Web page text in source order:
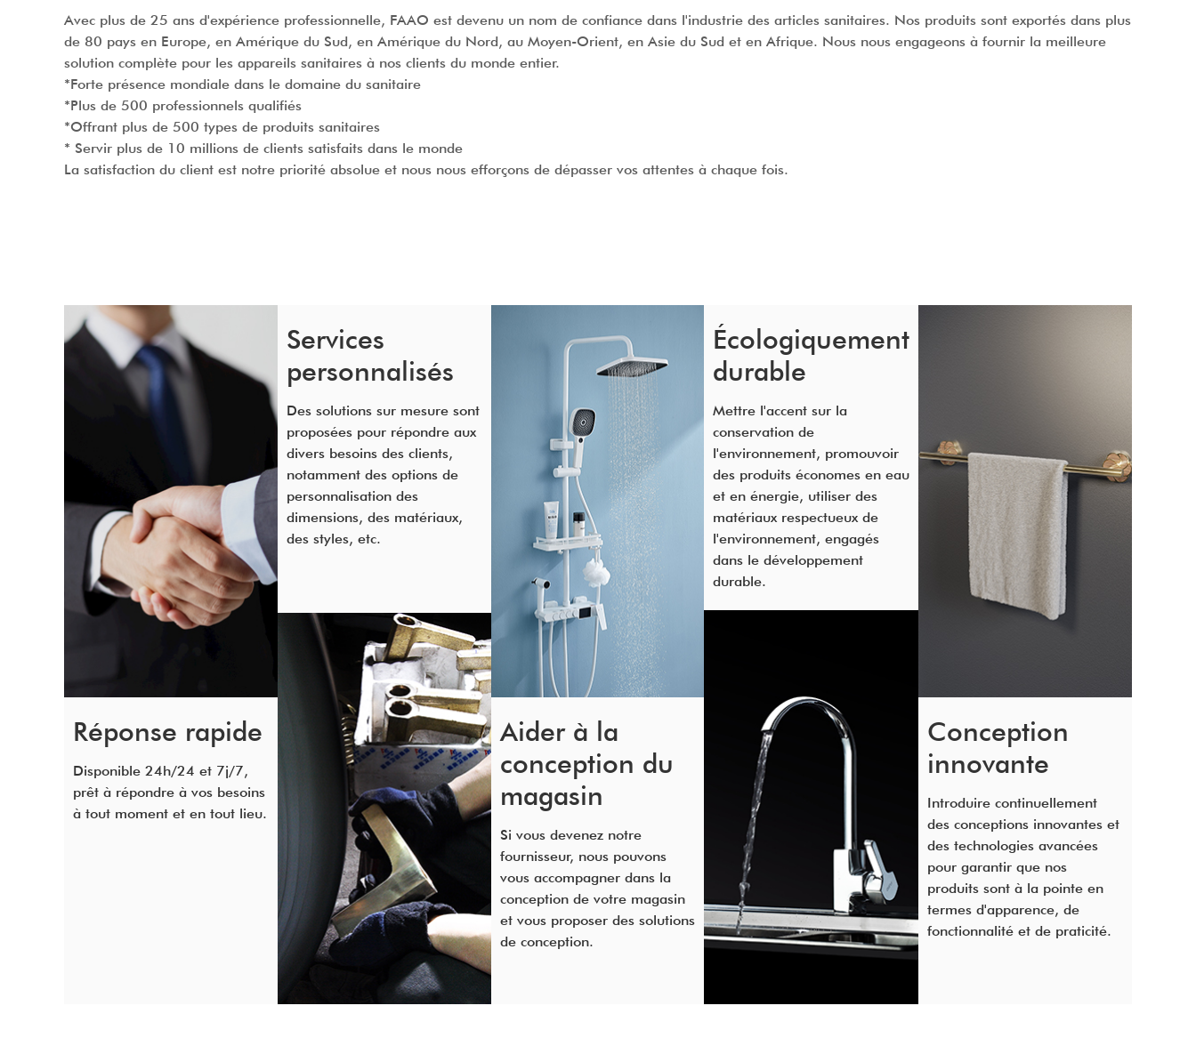
Avec plus de 25 ans d'expérience professionnelle, FAAO est devenu un nom de confiance dans l'industrie des articles sanitaires. Nos produits sont exportés dans plus
de 80 pays en Europe, en Amérique du Sud, en Amérique du Nord, au Moyen-Orient, en Asie du Sud et en Afrique. Nous nous engageons à fournir la meilleure
solution complète pour les appareils sanitaires à nos clients du monde entier.
*Forte présence mondiale dans le domaine du sanitaire
*Plus de 500 professionnels qualifiés
*Offrant plus de 500 types de produits sanitaires
* Servir plus de 10 millions de clients satisfaits dans le monde
La satisfaction du client est notre priorité absolue et nous nous efforçons de dépasser vos attentes à chaque fois.
Réponse rapide
Disponible 24h/24 et 7j/7,
prêt à répondre à vos besoins
à tout moment et en tout lieu.
Services
personnalisés
Des solutions sur mesure sont
proposées pour répondre aux
divers besoins des clients,
notamment des options de
personnalisation des
dimensions, des matériaux,
des styles, etc.
Aider à la
conception du
magasin
Si vous devenez notre
fournisseur, nous pouvons
vous accompagner dans la
conception de votre magasin
et vous proposer des solutions
de conception.
Écologiquement
durable
Mettre l'accent sur la
conservation de
l'environnement, promouvoir
des produits économes en eau
et en énergie, utiliser des
matériaux respectueux de
l'environnement, engagés
dans le développement
durable.
Conception
innovante
Introduire continuellement
des conceptions innovantes et
des technologies avancées
pour garantir que nos
produits sont à la pointe en
termes d'apparence, de
fonctionnalité et de praticité.